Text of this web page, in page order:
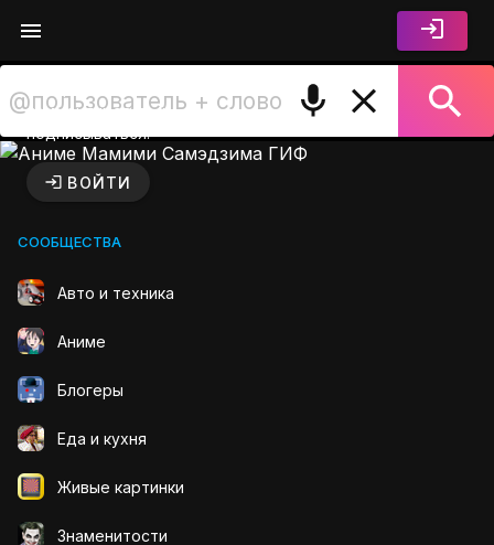
комментировать и
подписываться.
ВОЙТИ
СООБЩЕСТВА
Авто и техника
Аниме
Блогеры
Еда и кухня
Живые картинки
Знаменитости
Аниме Мамими Самэдзима